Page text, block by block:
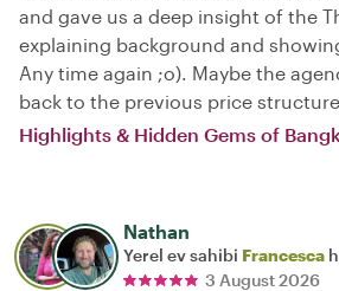
and gave us a deep insight of the
explaining background and
Any time again ;o). Maybe the
back to the previous price
Highlights & Hidden Gems of
Nathan
Yerel ev sahibi Francesca
3 August 2026